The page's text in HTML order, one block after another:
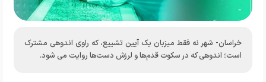
خراسان- شهر نه فقط میزبان یک آیین تشییع، که راوی اندوهی مشترک
است؛ اندوهی که در سکوت قدم‌ها و لرزش دست‌ها روایت می شود.